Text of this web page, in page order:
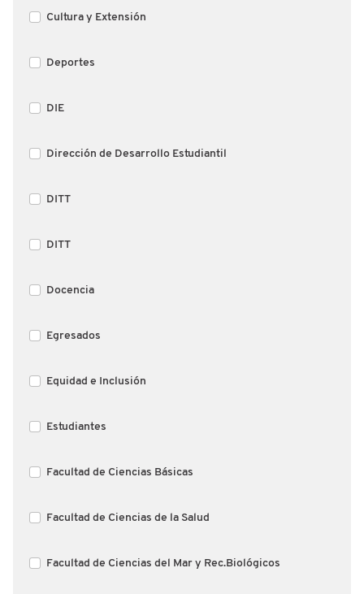
Cultura y Extensión
Deportes
DIE
Dirección de Desarrollo Estudiantil
DITT
DITT
Docencia
Egresados
Equidad e Inclusión
Estudiantes
Facultad de Ciencias Básicas
Facultad de Ciencias de la Salud
Facultad de Ciencias del Mar y Rec.Biológicos